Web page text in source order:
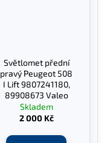
Světlomet přední
pravý Peugeot 508
I Lift 9807241180,
89908673 Valeo
Skladem
2 000 Kč